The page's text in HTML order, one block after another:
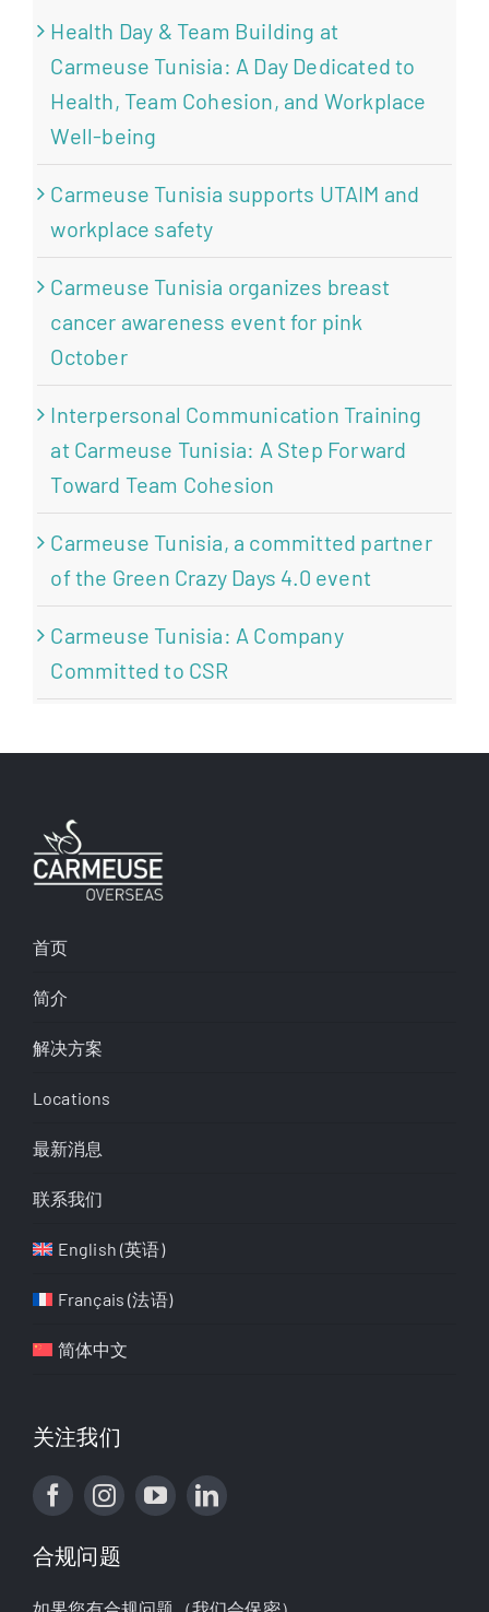
Health Day & Team Building at
Carmeuse Tunisia: A Day Dedicated to
Health, Team Cohesion, and Workplace
Well-being
Carmeuse Tunisia supports UTAIM and
workplace safety
Carmeuse Tunisia organizes breast
cancer awareness event for pink
October
Interpersonal Communication Training
at Carmeuse Tunisia: A Step Forward
Toward Team Cohesion
Carmeuse Tunisia, a committed partner
of the Green Crazy Days 4.0 event
Carmeuse Tunisia: A Company
Committed to CSR
首页
简介
解决方案
Locations
最新消息
联系我们
English (英语)
Français (法语)
简体中文
关注我们
合规问题